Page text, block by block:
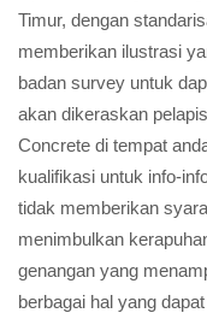
Timur, dengan
memberikan ilustrasi
badan survey untuk
akan dikeraskan
Concrete di tempat
kualifikasi untuk info-
tidak memberikan
menimbulkan
genangan yang
berbagai hal yang